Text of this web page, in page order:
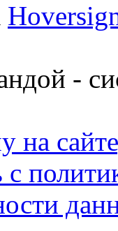
-
на
с